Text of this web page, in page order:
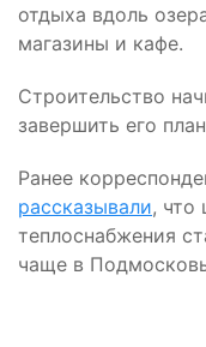
отдыха вдоль
магазины и кафе.
Строительство
завершить его
Ранее
рассказывали, что
теплоснабжения
чаще в